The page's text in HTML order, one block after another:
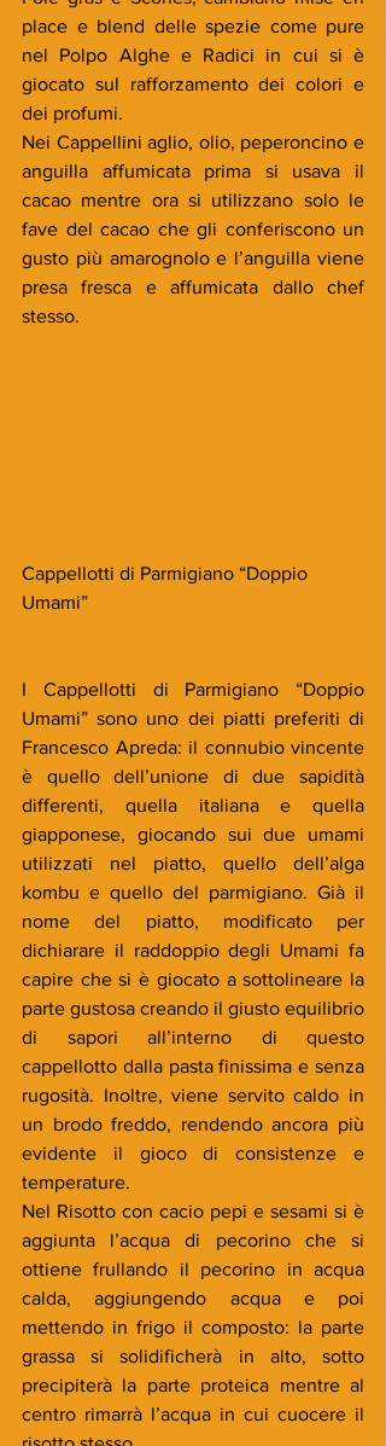
place e blend delle spezie come pure
nel Polpo Alghe e Radici in cui si è
giocato sul rafforzamento dei colori e
dei profumi.
Nei Cappellini aglio, olio, peperoncino e
anguilla affumicata prima si usava il
cacao mentre ora si utilizzano solo le
fave del cacao che gli conferiscono un
gusto più amarognolo e l’anguilla viene
presa fresca e affumicata dallo chef
stesso.
Cappellotti di Parmigiano “Doppio
Umami”
I Cappellotti di Parmigiano “Doppio
Umami” sono uno dei piatti preferiti di
Francesco Apreda: il connubio vincente
è quello dell’unione di due sapidità
differenti, quella italiana e quella
giapponese, giocando sui due umami
utilizzati nel piatto, quello dell’alga
kombu e quello del parmigiano. Già il
nome del piatto, modificato per
dichiarare il raddoppio degli Umami fa
capire che si è giocato a sottolineare la
parte gustosa creando il giusto equilibrio
di sapori all’interno di questo
cappellotto dalla pasta finissima e senza
rugosità. Inoltre, viene servito caldo in
un brodo freddo, rendendo ancora più
evidente il gioco di consistenze e
temperature.
Nel Risotto con cacio pepi e sesami si è
aggiunta l’acqua di pecorino che si
ottiene frullando il pecorino in acqua
calda, aggiungendo acqua e poi
mettendo in frigo il composto: la parte
grassa si solidificherà in alto, sotto
precipiterà la parte proteica mentre al
centro rimarrà l’acqua in cui cuocere il